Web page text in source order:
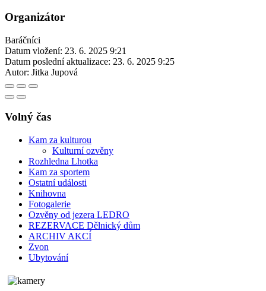
Organizátor
Baráčníci
Datum vložení: 23. 6. 2025 9:21
Datum poslední aktualizace: 23. 6. 2025 9:25
Autor: Jitka Jupová
Volný čas
Kam za kulturou
Kulturní ozvěny
Rozhledna Lhotka
Kam za sportem
Ostatní události
Knihovna
Fotogalerie
Ozvěny od jezera LEDRO
REZERVACE Dělnický dům
ARCHIV AKCÍ
Zvon
Ubytování